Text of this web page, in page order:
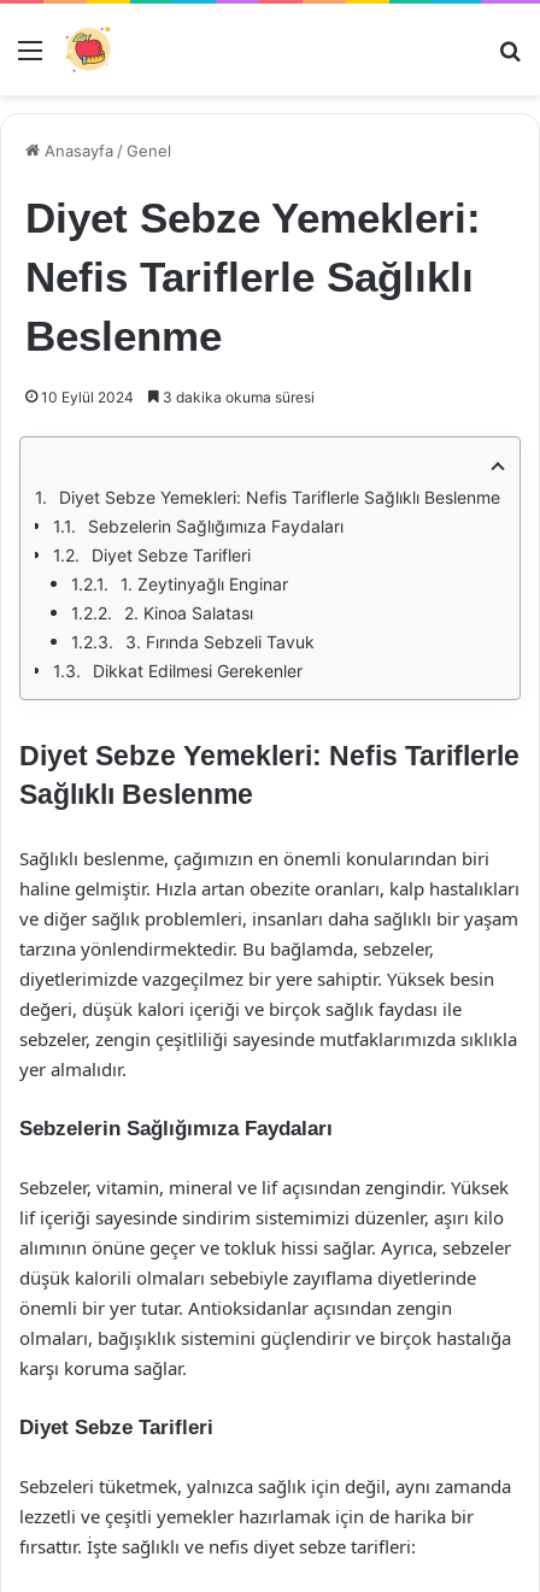
Menü
Anasayfa /Genel
Diyet Sebze Yemekleri:
Nefis Tariflerle Sağlıklı
Beslenme
10 Eylül 2024 3 dakika okuma süresi
Diyet Sebze Yemekleri: Nefis Tariflerle Sağlıklı Beslenme
Sebzelerin Sağlığımıza Faydaları
Diyet Sebze Tarifleri
1. Zeytinyağlı Enginar
2. Kinoa Salatası
3. Fırında Sebzeli Tavuk
Dikkat Edilmesi Gerekenler
Diyet Sebze Yemekleri: Nefis Tariflerle
Sağlıklı Beslenme
Sağlıklı beslenme, çağımızın en önemli konularından biri
haline gelmiştir. Hızla artan obezite oranları, kalp hastalıkları
ve diğer sağlık problemleri, insanları daha sağlıklı bir yaşam
tarzına yönlendirmektedir. Bu bağlamda, sebzeler,
diyetlerimizde vazgeçilmez bir yere sahiptir. Yüksek besin
değeri, düşük kalori içeriği ve birçok sağlık faydası ile
sebzeler, zengin çeşitliliği sayesinde mutfaklarımızda sıklıkla
yer almalıdır.
Sebzelerin Sağlığımıza Faydaları
Sebzeler, vitamin, mineral ve lif açısından zengindir. Yüksek
lif içeriği sayesinde sindirim sistemimizi düzenler, aşırı kilo
alımının önüne geçer ve tokluk hissi sağlar. Ayrıca, sebzeler
düşük kalorili olmaları sebebiyle zayıflama diyetlerinde
önemli bir yer tutar. Antioksidanlar açısından zengin
olmaları, bağışıklık sistemini güçlendirir ve birçok hastalığa
karşı koruma sağlar.
Diyet Sebze Tarifleri
Sebzeleri tüketmek, yalnızca sağlık için değil, aynı zamanda
lezzetli ve çeşitli yemekler hazırlamak için de harika bir
fırsattır. İşte sağlıklı ve nefis diyet sebze tarifleri: